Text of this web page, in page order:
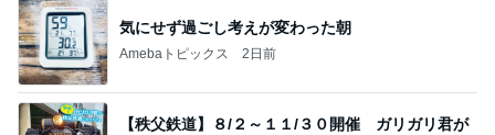
気にせず過ごし考えが変わった朝
Amebaトピックス 2日前
【秩父鉄道】８/２～１１/３０開催 ガリガリ君が